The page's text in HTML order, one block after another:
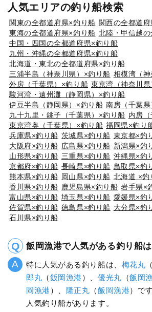
人気エリアの釣り船検索
関東の全都道府県×釣り船 関西の全都道
東海の全都道府県×釣り船 北陸・甲信越の
中国・四国の全都道府県×釣り船
九州・沖縄の全都道府県×釣り船
北海道・東北の全都道府県×釣り船
三浦半島（神奈川県）×釣り船
相模湾（
外房（千葉県）×釣り船 東京湾（神奈川県
駿河湾・遠州灘（静岡県）×釣り船
伊豆半島（静岡県）×釣り船 南房（千葉
九十九里・銚子（千葉県）×釣り船 内房
東京湾奥（千葉県）×釣り船 福岡県×釣り
兵庫県×釣り船 茨城県×釣り船 東京都×釣
大阪府×釣り船 広島県×釣り船 新潟県×釣
山形県×釣り船
三重県×釣り船 沖縄県×釣
京都府×釣り船 長崎県×釣り船 鳥取県×釣
熊本県×釣り船 岡山県×釣り船 北海道 ×釣
香川県×釣り船 鹿児島県×釣り船 岩手県×
富山県×釣り船 埼玉県×釣り船 愛媛県×釣
佐賀県×釣り船
特に人気がある釣り船は、 梅花丸（
郎丸 （ 飯岡漁港 ）、 優光丸 （ 飯岡
岡漁港 ）、 隆正丸 （ 飯岡漁港